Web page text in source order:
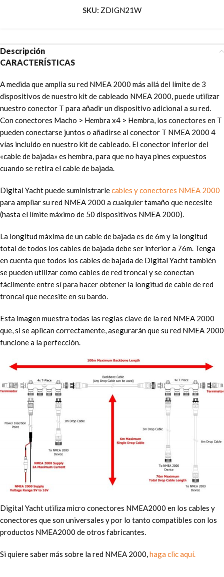
SKU: ZDIGN21W
Descripción
CARACTERÍSTICAS
A medida que amplia su red NMEA 2000 más allá del límite de 3
dispositivos de nuestro kit de cableado NMEA 2000, puede utilizar
nuestro conector T para añadir un dispositivo adicional a su red.
Con conectores Macho > Hembra x4 > Hembra, los conectores en T
pueden conectarse juntos o añadirse al conector T NMEA 2000 4
vías incluido en nuestro kit de cableado. El conector inferior del
«cable de bajada» es hembra, para que no haya pines expuestos
cuando se retira el cable de bajada.
Digital Yacht puede suministrarlecables y conectores NMEA 2000
para ampliar su red NMEA 2000 a cualquier tamaño que necesite
(hasta el límite máximo de 50 dispositivos NMEA 2000).
La longitud máxima de un cable de bajada es de 6m y la longitud
total de todos los cables de bajada debe ser inferior a 76m. Tenga
en cuenta que todos los cables de bajada de Digital Yacht también
se pueden utilizar como cables de red troncal y se conectan
fácilmente entre sí para hacer obtener la longitud de cable de red
troncal que necesite en su bardo.
Esta imagen muestra todas las reglas clave de la red NMEA 2000
que, si se aplican correctamente, asegurarán que su red NMEA 2000
funcione a la perfección.
Digital Yacht utiliza micro conectores NMEA2000 en los cables y
conectores que son universales y por lo tanto compatibles con los
productos NMEA2000 de otros fabricantes.
Si quiere saber más sobre la red NMEA 2000,haga clic aquí.